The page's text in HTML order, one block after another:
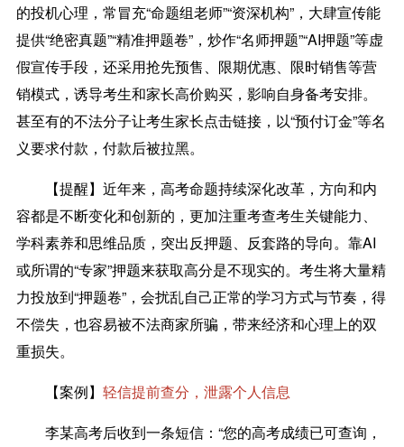
的投机心理，常冒充“命题组老师”“资深机构”，大肆宣传能
提供“绝密真题”“精准押题卷”，炒作“名师押题”“AI押题”等虚
假宣传手段，还采用抢先预售、限期优惠、限时销售等营
销模式，诱导考生和家长高价购买，影响自身备考安排。
甚至有的不法分子让考生家长点击链接，以“预付订金”等名
义要求付款，付款后被拉黑。
【提醒】 近年来，高考命题持续深化改革，方向和内
容都是不断变化和创新的，更加注重考查考生关键能力、
学科素养和思维品质，突出反押题、反套路的导向。靠AI
或所谓的“专家”押题来获取高分是不现实的。考生将大量精
力投放到“押题卷”，会扰乱自己正常的学习方式与节奏，得
不偿失，也容易被不法商家所骗，带来经济和心理上的双
重损失。
【案例】 轻信提前查分，泄露个人信息
李某高考后收到一条短信：“您的高考成绩已可查询，